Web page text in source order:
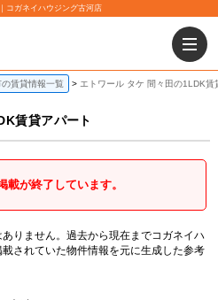
コガネイハウジング古河店
賃貸情報一覧 エトワール タケ 間々田の1LDK賃
賃貸アパート
載が終了しています。
りません。過去から現在までコガネイハ
されていた物件情報を元に生成した参考